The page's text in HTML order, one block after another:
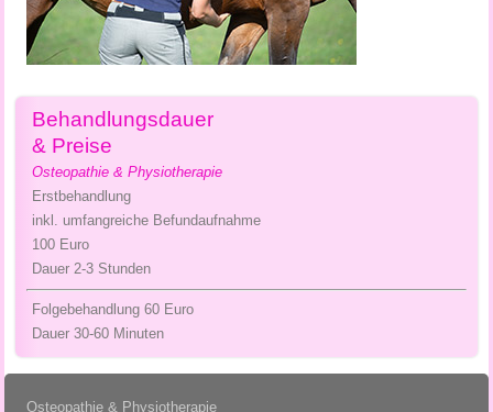
Behandlungsdauer
& Preise
Osteopathie & Physiotherapie
Erstbehandlung
inkl. umfangreiche Befundaufnahme
100 Euro
Dauer 2-3 Stunden
Folgebehandlung 60 Euro
Dauer 30-60 Minuten
Osteopathie & Physiotherapie